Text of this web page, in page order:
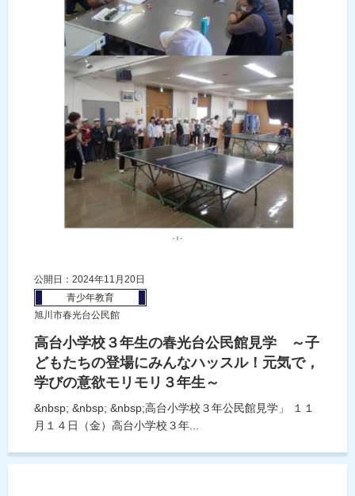
公開日：2024年11月20日
青少年教育
旭川市春光台公民館
高台小学校３年生の春光台公民館見学 ～子
どもたちの登場にみんなハッスル！元気で，
学びの意欲モリモリ３年生～
&nbsp; &nbsp; &nbsp;高台小学校３年公民館見学」 １１
月１４日（金）高台小学校３年...